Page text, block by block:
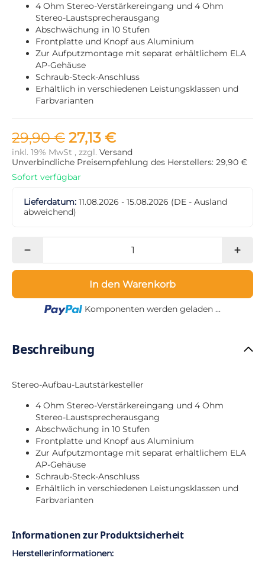
4 Ohm Stereo-Verstärkereingang und 4 Ohm
Stereo-Laustsprecherausgang
Abschwächung in 10 Stufen
Frontplatte und Knopf aus Aluminium
Zur Aufputzmontage mit separat erhältlichem ELA
AP-Gehäuse
Schraub-Steck-Anschluss
Erhältlich in verschiedenen Leistungsklassen und
Farbvarianten
29,90 € 27,13 €
inkl. 19% MwSt , zzgl. Versand
Unverbindliche Preisempfehlung des Herstellers: 29,90 €
Sofort verfügbar
Lieferdatum: 11.08.2026 - 15.08.2026 (DE - Ausland
abweichend)
In den Warenkorb
Loading...
Komponenten werden geladen ...
Beschreibung
Stereo-Aufbau-Lautstärkesteller
4 Ohm Stereo-Verstärkereingang und 4 Ohm
Stereo-Laustsprecherausgang
Abschwächung in 10 Stufen
Frontplatte und Knopf aus Aluminium
Zur Aufputzmontage mit separat erhältlichem ELA
AP-Gehäuse
Schraub-Steck-Anschluss
Erhältlich in verschiedenen Leistungsklassen und
Farbvarianten
Informationen zur Produktsicherheit
Herstellerinformationen: